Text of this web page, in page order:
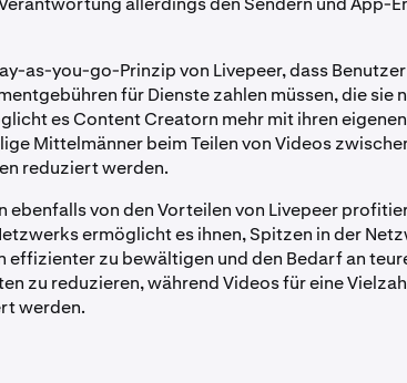
as-you-go-Prinzip von Livepeer, dass
für Dienste zahlen müssen, die sie
es Content Creatorn mehr mit ihren
Mittelmänner beim Teilen von Videos
reduziert werden.
von den Vorteilen von Livepeer
ermöglicht es ihnen, Spitzen in der
effizienter zu bewältigen und den Bedarf an
zu reduzieren, während Videos für eine
werden.